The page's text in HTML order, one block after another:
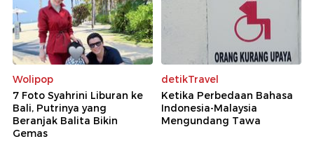
Wolipop
7 Foto Syahrini Liburan ke
Bali, Putrinya yang
Beranjak Balita Bikin
Gemas
detikTravel
Ketika Perbedaan Bahasa
Indonesia-Malaysia
Mengundang Tawa